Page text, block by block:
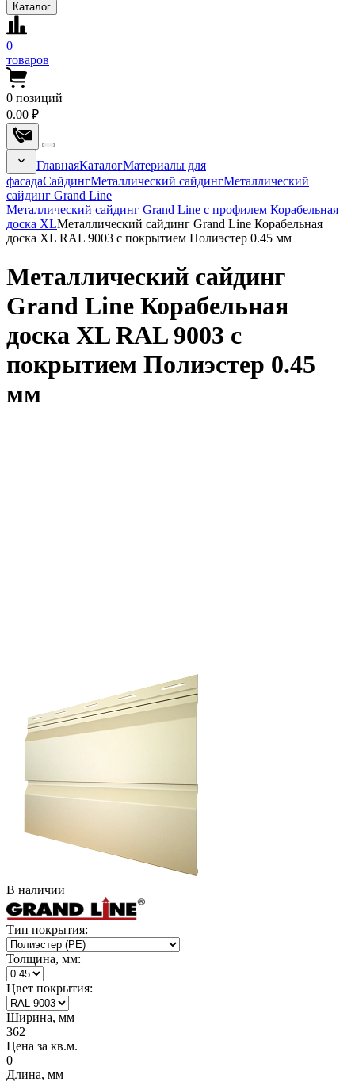
Каталог
0
товаров
0 позиций
0.00 ₽
ГлавнаяКаталогМатериалы для
фасадаСайдингМеталлический сайдингМеталлический
сайдинг Grand Line
Металлический сайдинг Grand Line с профилем Корабельная
доска XLМеталлический сайдинг Grand Line Корабельная
доска XL RAL 9003 с покрытием Полиэстер 0.45 мм
Металлический сайдинг
Grand Line Корабельная
доска XL RAL 9003 с
покрытием Полиэстер 0.45
мм
В наличии
Тип покрытия:
Толщина, мм:
Цвет покрытия:
Ширина, мм
362
Цена за кв.м.
0
Длина, мм